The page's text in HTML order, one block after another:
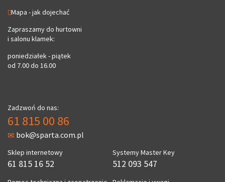
Mapa - jak dojechać
Zapraszamy do hurtowni
i salonu klamek:
poniedziałek - piątek
od 7.00 do 16.00
Zadzwoń do nas:
61 815 00 86
bok@sparta.com.pl
Sklep internetowy
61 815 16 52
Systemy Master Key
512 093 547